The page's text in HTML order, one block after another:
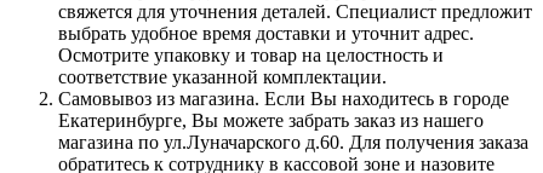
свяжется для уточнения деталей. Специалист предложит
выбрать удобное время доставки и уточнит адрес.
Осмотрите упаковку и товар на целостность и
соответствие указанной комплектации.
Самовывоз из магазина. Если Вы находитесь в городе
Екатеринбурге, Вы можете забрать заказ из нашего
магазина по ул.Луначарского д.60. Для получения заказа
обратитесь к сотруднику в кассовой зоне и назовите